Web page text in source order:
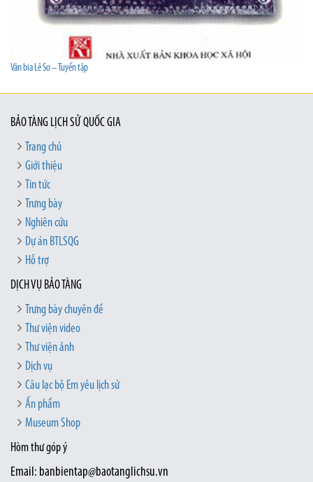
Văn bia Lê Sơ – Tuyển tập
BẢO TÀNG LỊCH SỬ QUỐC GIA
Trang chủ
Giới thiệu
Tin tức
Trưng bày
Nghiên cứu
Dự án BTLSQG
Hỗ trợ
DỊCH VỤ BẢO TÀNG
Trưng bày chuyên đề
Thư viện video
Thư viện ảnh
Dịch vụ
Câu lạc bộ Em yêu lịch sử
Ấn phẩm
Museum Shop
Hòm thư góp ý
Email: banbientap@baotanglichsu.vn